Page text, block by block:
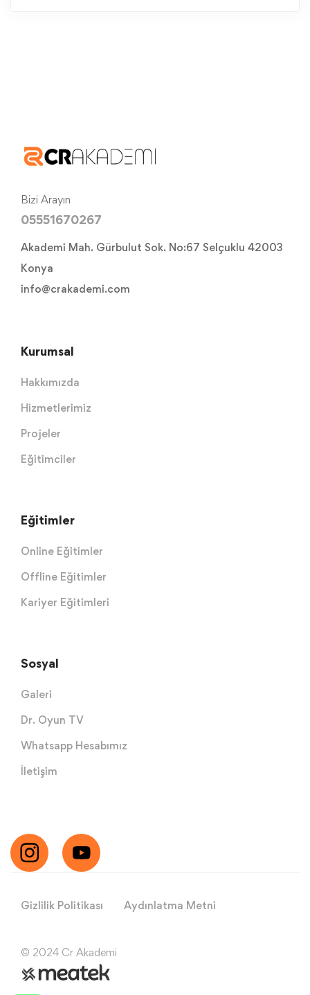
Bizi Arayın
05551670267
Akademi Mah. Gürbulut Sok. No:67 Selçuklu 42003
Konya
info@crakademi.com
Kurumsal
Hakkımızda
Hizmetlerimiz
Projeler
Eğitimciler
Eğitimler
Online Eğitimler
Offline Eğitimler
Kariyer Eğitimleri
Sosyal
Galeri
Dr. Oyun TV
Whatsapp Hesabımız
İletişim
Gizlilik Politikası Aydınlatma Metni
© 2024 Cr Akademi